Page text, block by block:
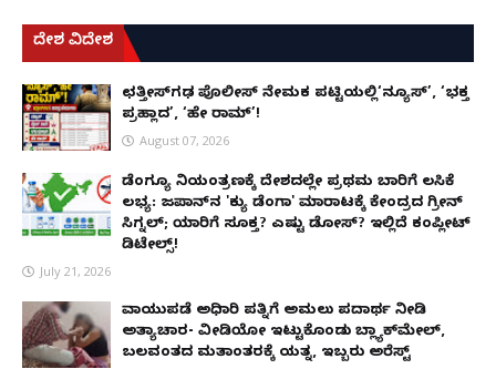
ದೇಶ ವಿದೇಶ
ಛತ್ತೀಸ್‌ಗಢ ಪೊಲೀಸ್ ನೇಮಕ ಪಟ್ಟಿಯಲ್ಲಿ‘ನ್ಯೂಸ್’, ‘ಭಕ್ತ
ಪ್ರಹ್ಲಾದ’, ‘ಹೇ ರಾಮ್’!
August 07, 2026
ಡೆಂಗ್ಯೂ ನಿಯಂತ್ರಣಕ್ಕೆ ದೇಶದಲ್ಲೇ ಪ್ರಥಮ ಬಾರಿಗೆ ಲಸಿಕೆ
ಲಭ್ಯ: ಜಪಾನ್‌ನ 'ಕ್ಯು ಡೆಂಗಾ' ಮಾರಾಟಕ್ಕೆ ಕೇಂದ್ರದ ಗ್ರೀನ್
ಸಿಗ್ನಲ್; ಯಾರಿಗೆ ಸೂಕ್ತ? ಎಷ್ಟು ಡೋಸ್? ಇಲ್ಲಿದೆ ಕಂಪ್ಲೀಟ್
ಡಿಟೇಲ್ಸ್!
July 21, 2026
ವಾಯುಪಡೆ ಅಧಿಕಾರಿ ಪತ್ನಿಗೆ ಅಮಲು ಪದಾರ್ಥ ನೀಡಿ
ಅತ್ಯಾಚಾರ- ವೀಡಿಯೋ ಇಟ್ಟುಕೊಂಡು ಬ್ಲ್ಯಾಕ್‌ಮೇಲ್,
ಬಲವಂತದ ಮತಾಂತರಕ್ಕೆ ಯತ್ನ, ಇಬ್ಬರು ಅರೆಸ್ಟ್